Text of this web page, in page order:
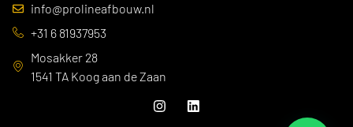
info@prolineafbouw.nl
+31 6 81937953
Mosakker 28
1541 TA Koog aan de Zaan